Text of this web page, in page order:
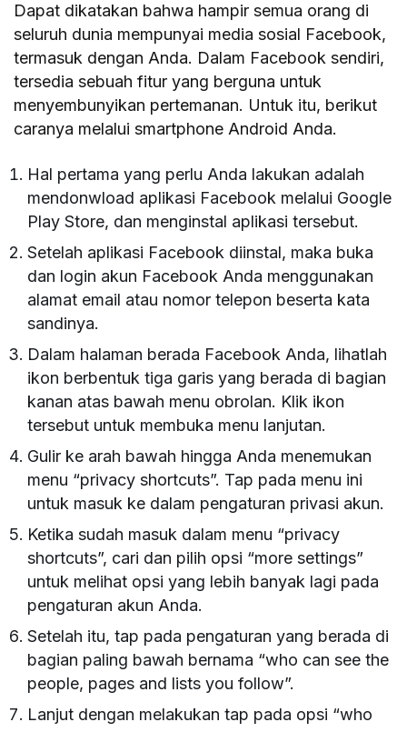
Dapat dikatakan bahwa hampir semua orang di
seluruh dunia mempunyai media sosial Facebook,
termasuk dengan Anda. Dalam Facebook sendiri,
tersedia sebuah fitur yang berguna untuk
menyembunyikan pertemanan. Untuk itu, berikut
caranya melalui smartphone Android Anda.
Hal pertama yang perlu Anda lakukan adalah
mendonwload aplikasi Facebook melalui Google
Play Store, dan menginstal aplikasi tersebut.
Setelah aplikasi Facebook diinstal, maka buka
dan login akun Facebook Anda menggunakan
alamat email atau nomor telepon beserta kata
sandinya.
Dalam halaman berada Facebook Anda, lihatlah
ikon berbentuk tiga garis yang berada di bagian
kanan atas bawah menu obrolan. Klik ikon
tersebut untuk membuka menu lanjutan.
Gulir ke arah bawah hingga Anda menemukan
menu “privacy shortcuts”. Tap pada menu ini
untuk masuk ke dalam pengaturan privasi akun.
Ketika sudah masuk dalam menu “privacy
shortcuts”, cari dan pilih opsi “more settings”
untuk melihat opsi yang lebih banyak lagi pada
pengaturan akun Anda.
Setelah itu, tap pada pengaturan yang berada di
bagian paling bawah bernama “who can see the
people, pages and lists you follow”.
Lanjut dengan melakukan tap pada opsi “who